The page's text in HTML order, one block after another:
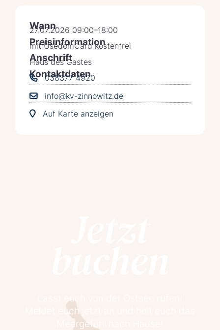
Wann
27.07.2026 09:00–18:00
Preisinformation
mit UsedomCard kostenfrei
Anschrift
Haus des Gastes
Kontaktdaten
038377 4920
info@kv-zinnowitz.de
Auf Karte anzeigen
Meldet euch jetzt an und holt euch das
Meergefühl nach Hause!